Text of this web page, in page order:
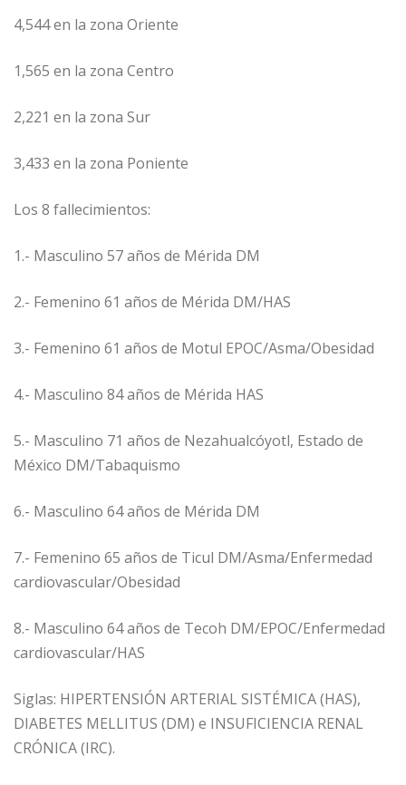
4,544 en la zona Oriente
1,565 en la zona Centro
2,221 en la zona Sur
3,433 en la zona Poniente
Los 8 fallecimientos:
1.- Masculino 57 años de Mérida DM
2.- Femenino 61 años de Mérida DM/HAS
3.- Femenino 61 años de Motul EPOC/Asma/Obesidad
4.- Masculino 84 años de Mérida HAS
5.- Masculino 71 años de Nezahualcóyotl, Estado de
México DM/Tabaquismo
6.- Masculino 64 años de Mérida DM
7.- Femenino 65 años de Ticul DM/Asma/Enfermedad
cardiovascular/Obesidad
8.- Masculino 64 años de Tecoh DM/EPOC/Enfermedad
cardiovascular/HAS
Siglas: HIPERTENSIÓN ARTERIAL SISTÉMICA (HAS),
DIABETES MELLITUS (DM) e INSUFICIENCIA RENAL
CRÓNICA (IRC).